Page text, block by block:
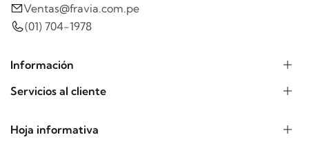
Ventas@fravia.com.pe
(01) 704-1978
Información
Servicios al cliente
Hoja informativa